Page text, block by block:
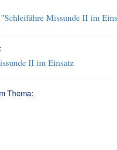
Missunde II im
II im Einsatz
Thema: